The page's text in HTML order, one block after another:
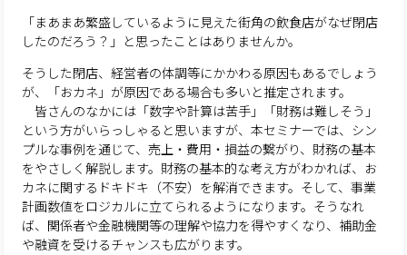
「まあまあ繁盛しているように見えた街角の飲食店がなぜ閉店
したのだろう？」と思ったことはありませんか。
そうした閉店、経営者の体調等にかかわる原因もあるでしょう
が、「おカネ」が原因である場合も多いと推定されます。
皆さんのなかには「数字や計算は苦手」「財務は難しそう」
という方がいらっしゃると思いますが、本セミナーでは、シン
プルな事例を通じて、売上・費用・損益の繋がり、財務の基本
をやさしく解説します。財務の基本的な考え方がわかれば、お
カネに関するドキドキ（不安）を解消できます。そして、事業
計画数値をロジカルに立てられるようになります。そうなれ
ば、関係者や金融機関等の理解や協力を得やすくなり、補助金
や融資を受けるチャンスも広がります。